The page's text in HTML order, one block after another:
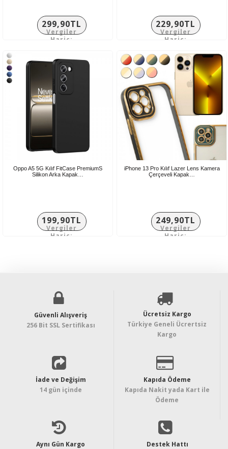
299,90TL
Vergiler
Hariç:
229,90TL
Vergiler
Hariç:
Oppo A5 5G Kılıf FitCase PremiumS
Silikon Arka Kapak…
199,90TL
Vergiler
Hariç:
iPhone 13 Pro Kılıf Lazer Lens Kamera
Çerçeveli Kapak…
249,90TL
Vergiler
Hariç:
Güvenli Alışveriş
256 Bit SSL Sertifikası
Ücretsiz Kargo
Türkiye Geneli Ücrertsiz
Kargo
İade ve Değişim
14 gün içinde
Kapıda Ödeme
Kapıda Nakit yada Kart ile
Ödeme
Aynı Gün Kargo
Destek Hattı